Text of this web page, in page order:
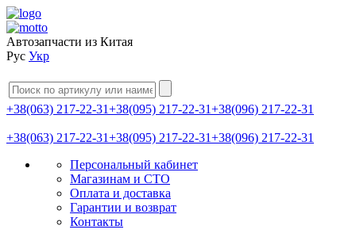
Автозапчасти из Китая
Рус Укр
+38(063) 217-22-31+38(095) 217-22-31+38(096) 217-22-31
+38(063) 217-22-31+38(095) 217-22-31+38(096) 217-22-31
Персональный кабинет
Магазинам и СТО
Оплата и доставка
Гарантии и возврат
Контакты